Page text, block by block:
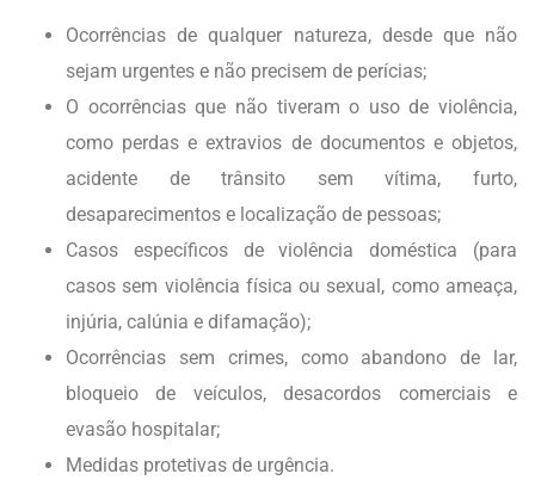
Ocorrências de qualquer natureza, desde que não
sejam urgentes e não precisem de perícias;
O ocorrências que não tiveram o uso de violência,
como perdas e extravios de documentos e objetos,
acidente de trânsito sem vítima, furto,
desaparecimentos e localização de pessoas;
Casos específicos de violência doméstica (para
casos sem violência física ou sexual, como ameaça,
injúria, calúnia e difamação);
Ocorrências sem crimes, como abandono de lar,
bloqueio de veículos, desacordos comerciais e
evasão hospitalar;
Medidas protetivas de urgência.